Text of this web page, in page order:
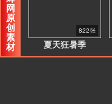
网
原
创
素
材 夏天狂暑季
822张